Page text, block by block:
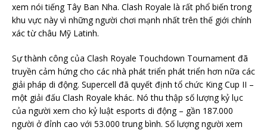
xem nói tiếng Tây Ban Nha. Clash Royale là rất phổ biến trong
khu vực này vì những người chơi mạnh nhất trên thế giới chính
xác từ châu Mỹ Latinh.
Sự thành công của Clash Royale Touchdown Tournament đã
truyền cảm hứng cho các nhà phát triển phát triển hơn nữa các
giải pháp di động. Supercell đã quyết định tổ chức King Cup II –
một giải đấu Clash Royale khác. Nó thu thập số lượng kỷ lục
của người xem cho kỷ luật esports di động – gần 187.000
người ở đỉnh cao với 53.000 trung bình. Số lượng người xem